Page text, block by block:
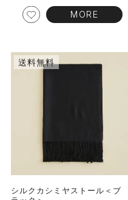
MORE
送料無料
シルクカシミヤストール＜ブ